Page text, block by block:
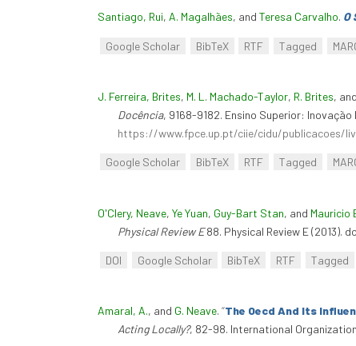
Santiago, Rui, A. Magalhães, and Teresa Carvalho. O
Google Scholar BibTeX RTF Tagged
J. Ferreira, Brites, M. L. Machado-Taylor, R. Brites, and
Docência, 9168-9182. Ensino Superior:
https://www.fpce.up.pt/ciie/cidu/publicacoes/
Google Scholar BibTeX RTF Tagged
O'Clery, Neave, Ye Yuan, Guy-Bart Stan, and Mauricio
Physical Review E88. Physical Review E (2013).
DOI Google Scholar BibTeX RTF Tagged
Amaral, A., and G. Neave. “The Oecd And Its
Acting Locally?, 82-98. International